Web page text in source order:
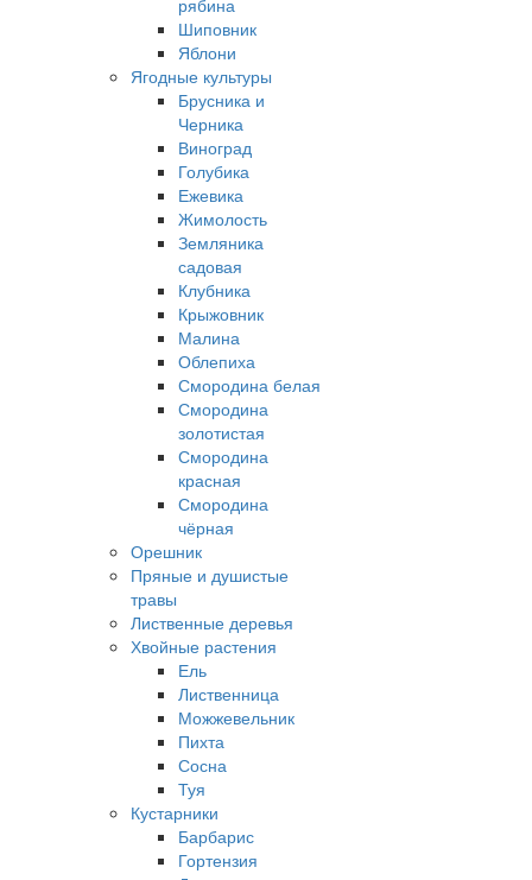
рябина
Шиповник
Яблони
Ягодные культуры
Брусника и
Черника
Виноград
Голубика
Ежевика
Жимолость
Земляника
садовая
Клубника
Крыжовник
Малина
Облепиха
Смородина белая
Смородина
золотистая
Смородина
красная
Смородина
чёрная
Орешник
Пряные и душистые
травы
Лиственные деревья
Хвойные растения
Ель
Лиственница
Можжевельник
Пихта
Сосна
Туя
Кустарники
Барбарис
Гортензия